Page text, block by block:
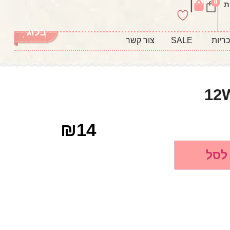
0
כריות SALE צור קשר
בלוג
₪14
לסל